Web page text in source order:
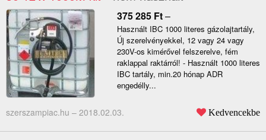
375 285 Ft–
Használt IBC 1000 literes gázolajtartály,
Új szerelvényekkel, 12 vagy 24 vagy
230V-os kimérővel felszerelve, fém
raklappal raktárról! - Használt 1000 literes
IBC tartály, min.20 hónap ADR
engedélly...
szerszampiac.hu – 2018.02.03. Kedvencekbe